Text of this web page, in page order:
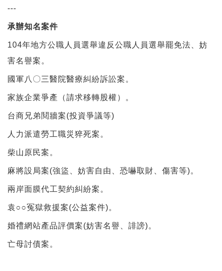
---
承辦知名案件
104年地方公職人員選舉違反公職人員選舉罷免法、妨
害名譽案。
國軍八〇三醫院醫療糾紛訴訟案。
家族企業爭產（請求移轉股權）。
台商兄弟鬩牆案(投資爭議等)
人力派遣勞工職災猝死案。
柴山原民案。
麻將設局案(強盜、妨害自由、恐嚇取財、傷害等)。
兩岸面膜代工契約糾紛案。
袁○○冤獄救援案(公益案件)。
婚禮網站產品評價案(妨害名譽、誹謗)。
亡母討債案。